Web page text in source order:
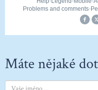
Máte nějaké